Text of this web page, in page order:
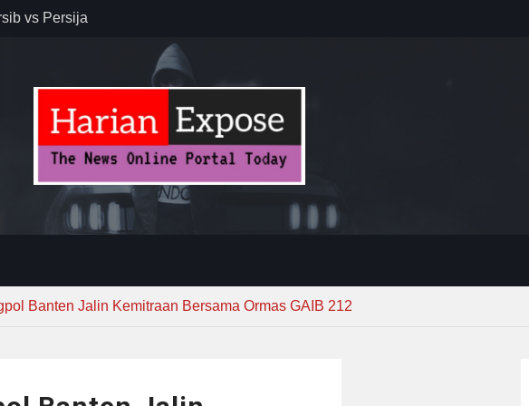
Jack
MUI ke
Banten Jalin Kemitraan Bersama Ormas GAIB 212